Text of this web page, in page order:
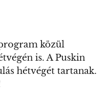
közül
is. A Puskin
hétvégét tartanak.